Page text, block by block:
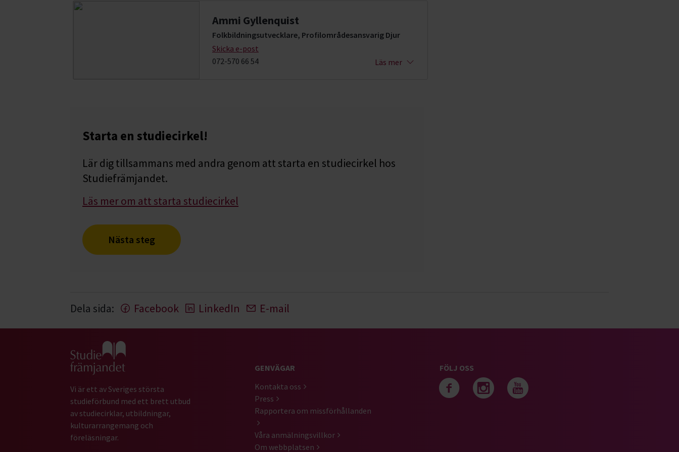
Ammi Gyllenquist
Folkbildningsutvecklare, Profilområdesansvarig Djur
Skicka e-post
072-570 66 54
Läs mer
Starta en studiecirkel!
Lär dig tillsammans med andra genom att starta en studiecirkel hos
Studiefrämjandet.
Läs mer om att starta studiecirkel
Nästa steg
Dela sida: Facebook LinkedIn E-mail
Gå till studiefrämjandets startsida
Vi är ett av Sveriges största
studieförbund med ett brett utbud
av studiecirklar, utbildningar,
kulturarrangemang och
föreläsningar.
GENVÄGAR
Kontakta oss
Press
Rapportera om missförhållanden
Våra anmälningsvillkor
Om webbplatsen
FÖLJ OSS
Följ oss på facebook
Följ oss på instagram
Följ oss på youtube